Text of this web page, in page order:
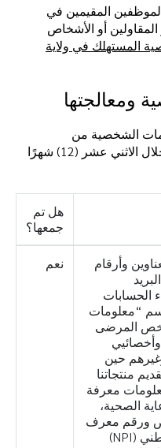
المقيمين في
المقاولين أو الأشخاص
المستهلك في ولاية
ومعالجتها
الشخصية من
المستهلكين، والتي تشمل ما جُمع خلال الاثني عشر (12) شهرًا
هل تم
جمعها؟
وأرقام
الحسابات
“معلومات
المرضى
حين
منتجاتنا
معرفة
الصحية،
ورقم معرف
مقدم الخدمة الوطني (NPI)
نعم